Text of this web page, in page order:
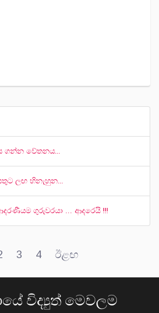
දී
ගන්න වේතනය...
ලඟ හිනැහුන...
ගුරුවරයා … ආදරෙයි !!!
3 4 ඊළඟ
විද්‍යුත් මෙවලම